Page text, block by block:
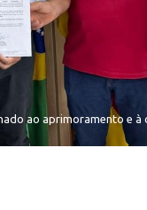
ao aprimoramento e à